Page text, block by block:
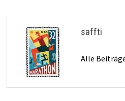
saffti
Alle